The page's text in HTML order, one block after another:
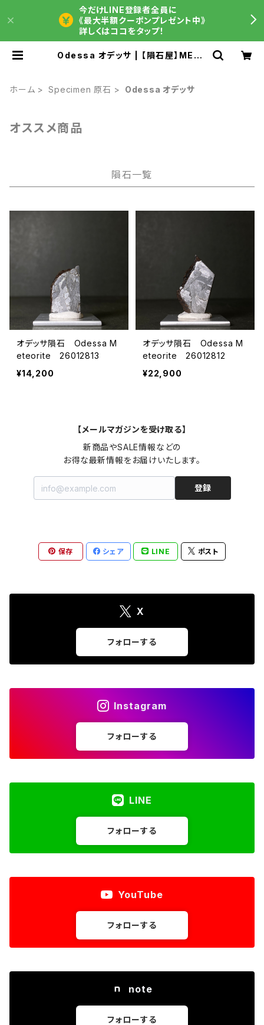
今だけLINE登録者全員に
《最大半額クーポンプレゼント中》
詳しくはココをタップ！
Odessa オデッサ | 【隕石屋】METE
ホーム Specimen 原石 Odessa オデッサ
オススメ商品
隕石一覧
オデッサ隕石 Odessa M
eteorite 26012813
¥14,200
オデッサ隕石 Odessa M
eteorite 26012812
¥22,900
【メールマガジンを受け取る】
新商品やSALE情報などの
お得な最新情報をお届けいたします。
登録
保存 シェア LINE ポスト
X
フォローする
Instagram
フォローする
LINE
フォローする
YouTube
フォローする
note
フォローする